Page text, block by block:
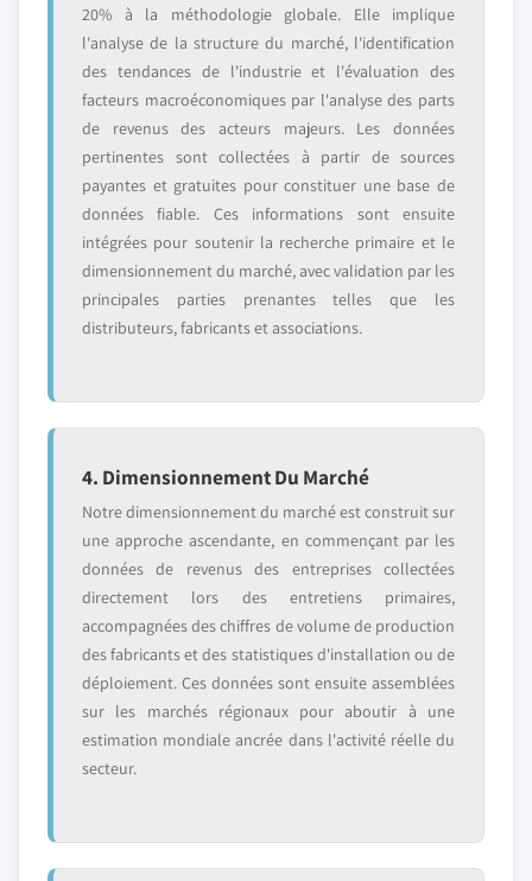
20% à la méthodologie globale. Elle implique
l'analyse de la structure du marché, l'identification
des tendances de l'industrie et l'évaluation des
facteurs macroéconomiques par l'analyse des parts
de revenus des acteurs majeurs. Les données
pertinentes sont collectées à partir de sources
payantes et gratuites pour constituer une base de
données fiable. Ces informations sont ensuite
intégrées pour soutenir la recherche primaire et le
dimensionnement du marché, avec validation par les
principales parties prenantes telles que les
distributeurs, fabricants et associations.
4. Dimensionnement Du Marché
Notre dimensionnement du marché est construit sur
une approche ascendante, en commençant par les
données de revenus des entreprises collectées
directement lors des entretiens primaires,
accompagnées des chiffres de volume de production
des fabricants et des statistiques d'installation ou de
déploiement. Ces données sont ensuite assemblées
sur les marchés régionaux pour aboutir à une
estimation mondiale ancrée dans l'activité réelle du
secteur.